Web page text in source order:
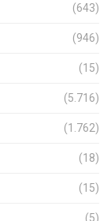
(643)
(946)
(15)
(5.716)
(1.762)
(18)
(15)
(5)